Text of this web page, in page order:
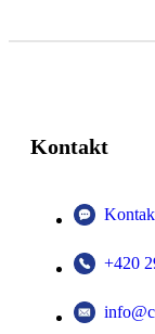
Kontakt
+420